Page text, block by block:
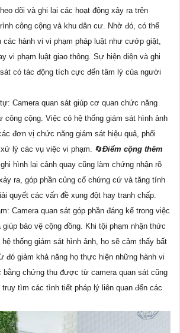
dõi và ghi lại các hoạt động xảy ra trên
công cộng và khu dân cư. Nhờ đó, có thể
các hành vi vi phạm pháp luật như cướp giật,
vi phạm luật giao thông. Sự hiện diện và ghi
có tác động tích cực đến tâm lý của người
Camera quan sát giúp cơ quan chức năng
công cộng. Việc có hệ thống giám sát hình ảnh
đơn vị chức năng giám sát hiệu quả, phối
lý các vụ việc vi phạm. 🔄Điểm cộng thêm
hình lại cảnh quay cũng làm chứng nhận rõ
ra, góp phần củng cố chứng cứ và tăng tính
quyết các vấn đề xung đột hay tranh chấp.
Camera quan sát góp phần đáng kể trong việc
bảo vệ cộng đồng. Khi tội phạm nhận thức
thống giám sát hình ảnh, họ sẽ cảm thấy bất
đó giảm khả năng họ thực hiện những hành vi
bằng chứng thu được từ camera quan sát cũng
tìm các tình tiết pháp lý liên quan đến các